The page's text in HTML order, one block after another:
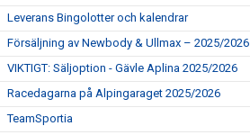
Leverans Bingolotter och kalendrar
Försäljning av Newbody & Ullmax – 2025/2026
VIKTIGT: Säljoption - Gävle Aplina 2025/2026
Racedagarna på Alpingaraget 2025/2026
TeamSportia